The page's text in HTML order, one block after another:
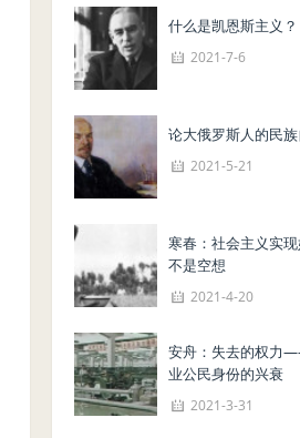
什么是凯恩斯主义？
2021-7-6
论大俄罗斯人的民
2021-5-21
寒春：社会主义实
不是空想
2021-4-20
安舟：失去的权力
业公民身份的兴衰
2021-3-31